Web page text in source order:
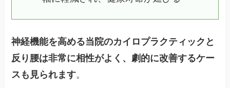
神経機能を高める当院のカイロプラクティックと
反り腰は非常に相性がよく、劇的に改善するケー
スも見られます。